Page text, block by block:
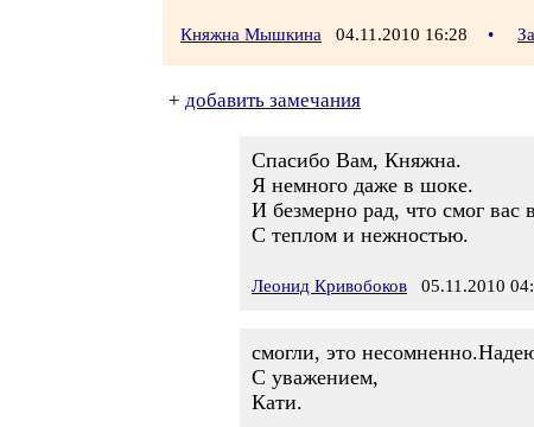
Княжна Мышкина 04.11.2010 16:28 •
+ добавить замечания
Спасибо Вам, Княжна.
Я немного даже в шоке.
И безмерно рад, что смог вас
С теплом и нежностью.
Леонид Кривобоков 05.11.2010
смогли, это
С уважением,
Кати.